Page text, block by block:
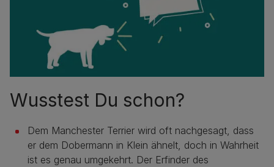
Wusstest Du schon?
Dem Manchester Terrier wird oft nachgesagt, dass
er dem Dobermann in Klein ähnelt, doch in Wahrheit
ist es genau umgekehrt. Der Erfinder des